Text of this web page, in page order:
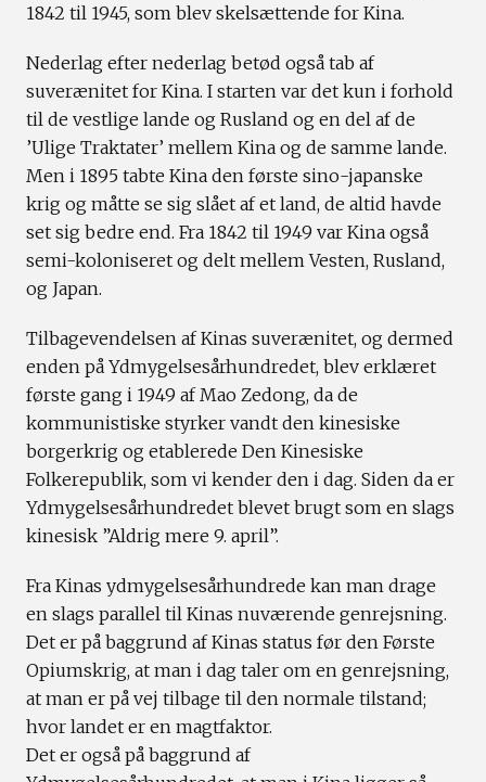
1842 til 1945, som blev skelsættende for Kina.
Nederlag efter nederlag betød også tab af
suverænitet for Kina. I starten var det kun i forhold
til de vestlige lande og Rusland og en del af de
’Ulige Traktater’ mellem Kina og de samme lande.
Men i 1895 tabte Kina den første sino-japanske
krig og måtte se sig slået af et land, de altid havde
set sig bedre end. Fra 1842 til 1949 var Kina også
semi-koloniseret og delt mellem Vesten, Rusland,
og Japan.
Tilbagevendelsen af Kinas suverænitet, og dermed
enden på Ydmygelsesårhundredet, blev erklæret
første gang i 1949 af Mao Zedong, da de
kommunistiske styrker vandt den kinesiske
borgerkrig og etablerede Den Kinesiske
Folkerepublik, som vi kender den i dag. Siden da er
Ydmygelsesårhundredet blevet brugt som en slags
kinesisk ”Aldrig mere 9. april”.
Fra Kinas ydmygelsesårhundrede kan man drage
en slags parallel til Kinas nuværende genrejsning.
Det er på baggrund af Kinas status før den Første
Opiumskrig, at man i dag taler om en genrejsning,
at man er på vej tilbage til den normale tilstand;
hvor landet er en magtfaktor.
Det er også på baggrund af